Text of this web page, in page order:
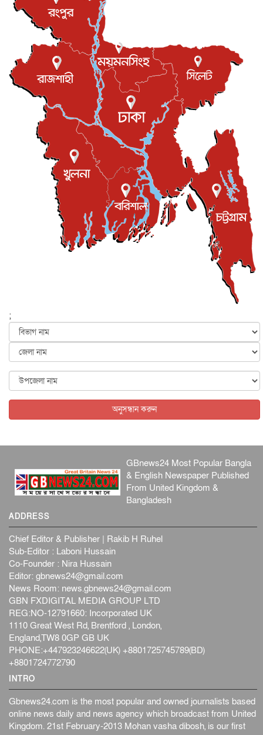
বিরোধ কাটিয়ে কূটনৈতিক সম্পর্ক পুনঃস্থাপন করছে মেক্সিকো ও
আন্তর্জাতিক
এবার ওটিটিতে মুক্তি পেল ‘মালিক’
বিনোদন ৮ আগস্ট, ২০২৬
রিয়ালকে ‘না’ বলা রদ্রির জন্য বার্সার কাছে কত চাইল ম্যানসিটি
খেলাধুলা
শিল্পকলায় চলচ্চিত্র উৎসব, বিনা মূল্যে দেখা যাবে ৬ সিনেমা
বিনোদন ৮ আগস্ট, ২০২৬
ইস্ট লন্ডন মসজিদের জুমার খুতবা : “কুরআন হোক জীবন দেখার
লেন্স...
ইসলাম ও জীবন ৭ আগস্ট, ২০২৬
সিলেটের কন্যা মোহিনী রশিদ এনওয়াইপিডির উচ্চপদস্থ কর্মকর্তা
দেশজুড়ে ৬ আগস্ট, ২০২৬
আজ থেকে সবার জন্য উন্মুক্ত জুলাই স্মৃতি জাদুঘর
৬ আগস্ট, ২০২৬
৬ আগস্ট, ২০২৬
জুলাইয়ের কৃতিত্ব নেওয়ার জন্য সবাই প্রতিযোগিতায় নেমেছে :
৬ আগস্ট, ২০২৬
৬ আগস্ট, ২০২৬
;
অনুসন্ধান করুন
GBnews24 Most Popular Bangla
& English Newspaper Published
From United Kingdom &
Bangladesh
ADDRESS
Chief Editor & Publisher | Rakib H Ruhel
Sub-Editor : Laboni Hussain
Co-Founder : Nira Hussain
Editor: gbnews24@gmail.com
News Room: news.gbnews24@gmail.com
GBN FXDIGITAL MEDIA GROUP LTD
REG:NO-12791660: Incorporated UK
1110 Great West Rd, Brentford , London,
England,TW8 0GP GB UK
PHONE:+447923246622(UK) +8801725745789(BD)
+8801724772790
INTRO
Gbnews24.com is the most popular and owned journalists based
online news daily and news agency which broadcast from United
Kingdom. 21st February-2013 Mohan vasha dibosh, is our first